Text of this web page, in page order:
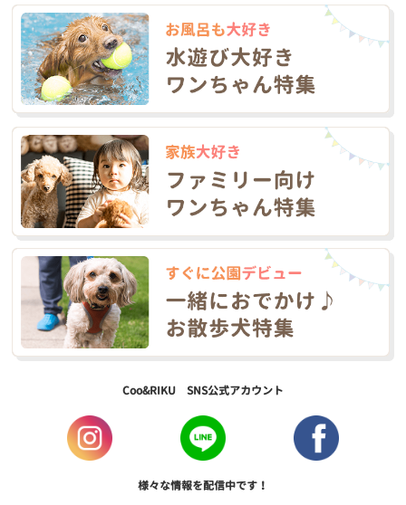
Coo&RIKU SNS公式アカウント
様々な情報を配信中です！